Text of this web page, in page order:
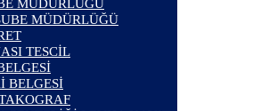
MÜDÜRLÜĞÜ
MÜDÜRLÜĞÜ
TESCİL
BELGESİ